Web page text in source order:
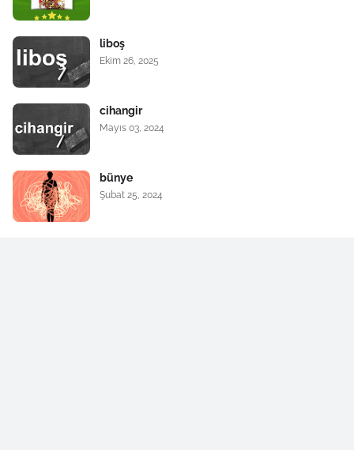
liboş
Ekim 26, 2025
cihangir
Mayıs 03, 2024
bünye
Şubat 25, 2024